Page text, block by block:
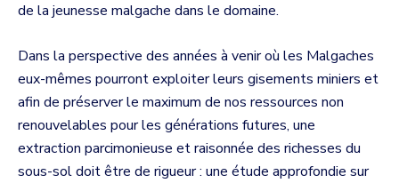
de la jeunesse malgache dans le domaine.
Dans la perspective des années à venir où les Malgaches
eux-mêmes pourront exploiter leurs gisements miniers et
afin de préserver le maximum de nos ressources non
renouvelables pour les générations futures, une
extraction parcimonieuse et raisonnée des richesses du
sous-sol doit être de rigueur : une étude approfondie sur